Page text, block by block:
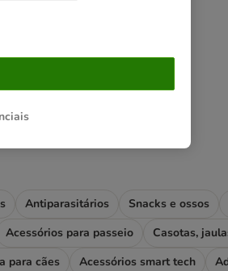
Antiparasitários Snacks e ossos
Acessórios para passeio
para cães Acessórios smart tech